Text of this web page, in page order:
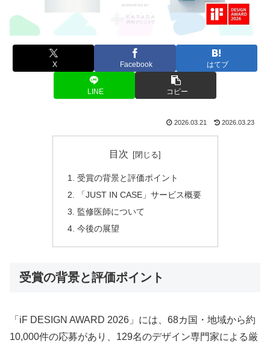
X Facebook はてブ
LINE コピー
2026.03.21 2026.03.23
目次
受賞の背景と評価ポイント
「JUST IN CASE」サービス概要
監修医師について
今後の展望
受賞の背景と評価ポイント
「iF DESIGN AWARD 2026」には、68カ国・地域から約
10,000件の応募があり、129名のデザイン専門家による厳